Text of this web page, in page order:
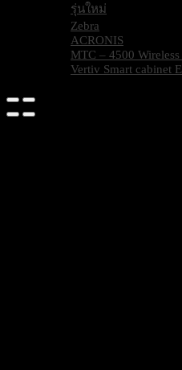
รุ่นใหม่
Zebra
ACRONIS
MTC – 4500
Vertiv Smart cabinet